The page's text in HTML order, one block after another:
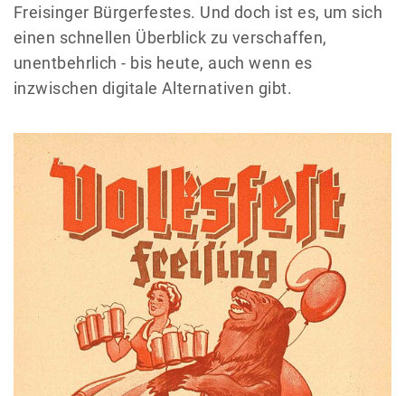
Freisinger Bürgerfestes. Und doch ist es, um sich
einen schnellen Überblick zu verschaffen,
unentbehrlich - bis heute, auch wenn es
inzwischen digitale Alternativen gibt.